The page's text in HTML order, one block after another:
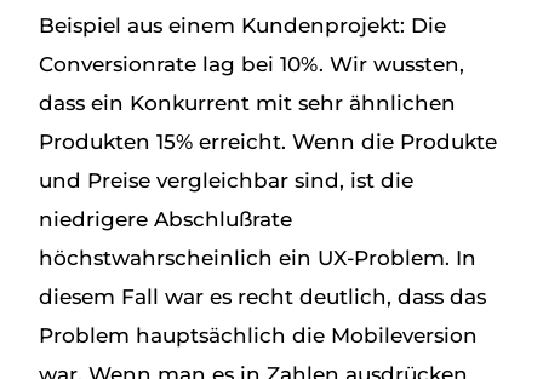
Beispiel aus einem Kundenprojekt: Die
Conversionrate lag bei 10%. Wir wussten,
dass ein Konkurrent mit sehr ähnlichen
Produkten 15% erreicht. Wenn die Produkte
und Preise vergleichbar sind, ist die
niedrigere Abschlußrate
höchstwahrscheinlich ein UX-Problem. In
diesem Fall war es recht deutlich, dass das
Problem hauptsächlich die Mobileversion
war. Wenn man es in Zahlen ausdrücken